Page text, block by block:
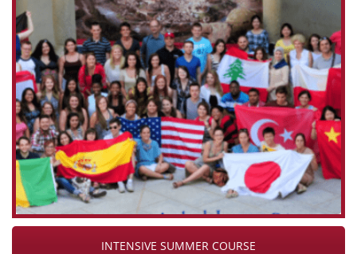
INTENSIVE SUMMER COURSE